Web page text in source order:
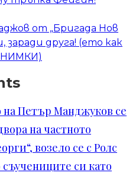
от „Бригада Нов
заради друга! (ето как
на Петър Манджуков се
на частното
возело се с Ролс
си като